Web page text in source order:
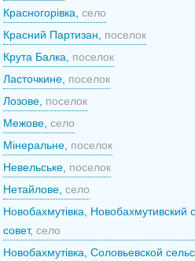
Красногорівка,село
Красний Партизан, поселок
Крута Балка, поселок
Ласточкине, поселок
Лозове, поселок
Межове,село
Мінеральне, поселок
Невельське, поселок
Нетайлове,село
Новобахмутівка, Новобахмутивский
совет,село
Новобахмутівка, Соловьевской